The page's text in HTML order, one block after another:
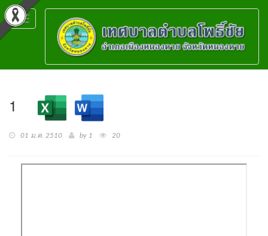
Toggle
navigation
1
01 ม.ค. 2510 by 1 20